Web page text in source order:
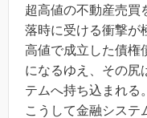
超高値の不動産売買
落時に受ける衝撃が
高値で成立した債権
になるゆえ、その尻
テムへ持ち込まれる。
こうして金融システ